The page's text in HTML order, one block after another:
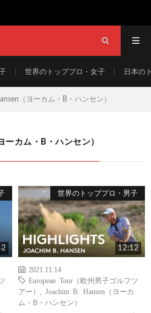
世界のトッププロ・女子 日本の
（ヨーカム・B・ハンセン）
カム・B・ハンセン）
世界のトッププロ・男子
12:12
2021.11.14
European Tour（欧州男子ゴルフツ
アー）
Joachim B. Hansen（ヨーカ
ム・B・ハンセン）